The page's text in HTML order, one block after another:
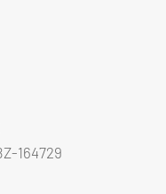
164729